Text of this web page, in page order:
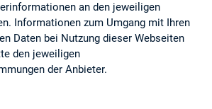
an den jeweiligen
Informationen zum Umgang mit Ihren
Daten bei Nutzung dieser Webseiten
den jeweiligen
der Anbieter.